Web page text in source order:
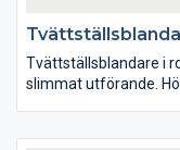
Tvättställsblandare i
slimmat utförande.